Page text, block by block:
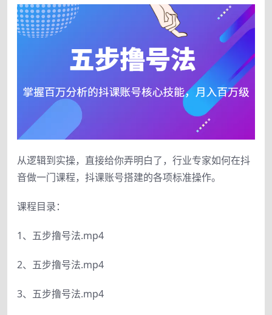
从逻辑到实操，直接给你弄明白了，行业专家如何在抖
音做一门课程，抖课账号搭建的各项标准操作。
课程目录：
1、五步撸号法.mp4
2、五步撸号法.mp4
3、五步撸号法.mp4